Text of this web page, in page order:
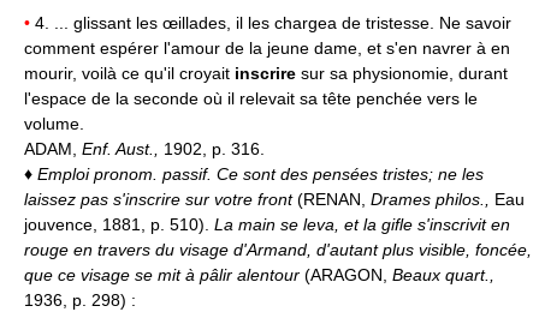
• 4. ... glissant les œillades, il les chargea de tristesse. Ne savoir
comment espérer l'amour de la jeune dame, et s'en navrer à en
mourir, voilà ce qu'il croyait inscrire sur sa physionomie, durant
l'espace de la seconde où il relevait sa tête penchée vers le
volume.
ADAM, Enf. Aust., 1902, p. 316.
♦ Emploi pronom. passif. Ce sont des pensées tristes; ne les
laissez pas s'inscrire sur votre front(RENAN, Drames philos., Eau
jouvence, 1881, p. 510). La main se leva, et la gifle s'inscrivit en
rouge en travers du visage d'Armand, d'autant plus visible, foncée,
que ce visage se mit à pâlir alentour (ARAGON, Beaux quart.,
1936, p. 298) :